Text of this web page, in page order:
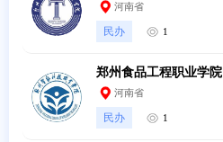
河南省
民办 1
郑州食品工程职业学院
河南省
民办 1